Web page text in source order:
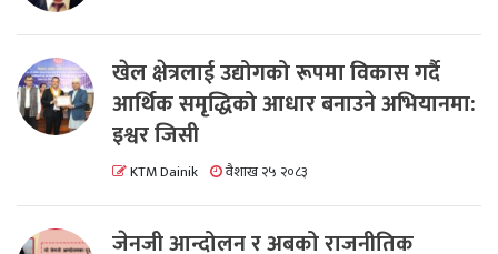
खेल क्षेत्रलाई उद्योगको रूपमा विकास गर्दै
आर्थिक समृद्धिको आधार बनाउने अभियानमा:
इश्वर जिसी
KTM Dainik वैशाख २५ २०८३
जेनजी आन्दोलन र अबको राजनीतिक